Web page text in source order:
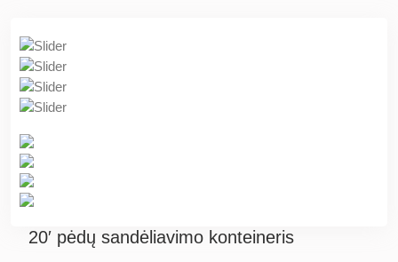
20′ pėdų sandėliavimo konteineris